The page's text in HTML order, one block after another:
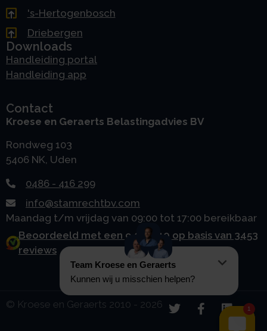
's-Hertogenbosch
Driebergen
Downloads
Handleiding portal
Handleiding app
Contact
Kroese en Geraerts Belastingadvies BV
Rondweg 103
5406 NK, Uden
0486 - 416 299
info@stamrechtbv.com
Maandag t/m vrijdag van 09:00 tot 17:00 bereikbaar
Beoordeeld met een 9.0 uit 10 op basis van 3453
reviews
© Kroese en Geraerts 2010 - 2026